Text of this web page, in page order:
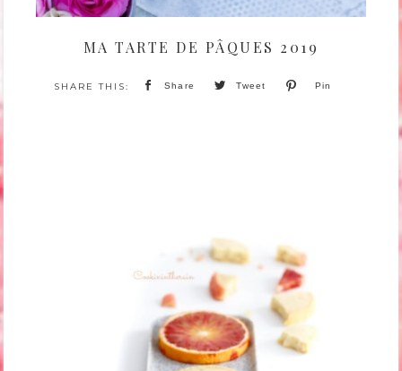
MA TARTE DE PÂQUES 2019
Share Tweet Pin